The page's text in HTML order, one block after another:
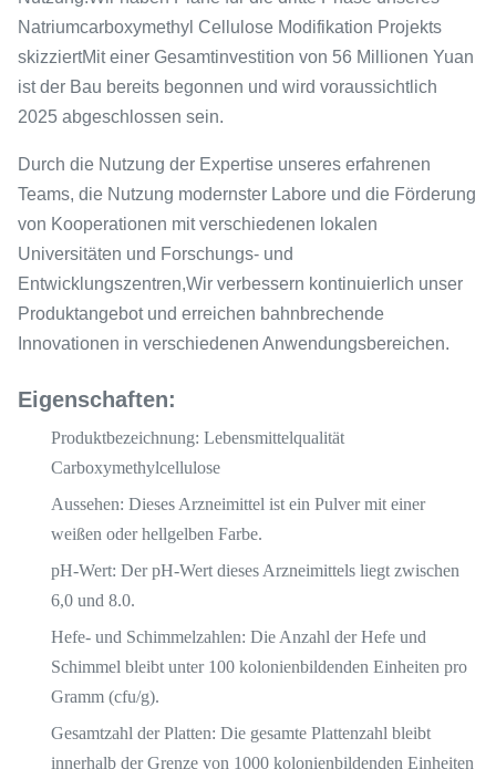
Natriumcarboxymethyl Cellulose Modifikation Projekts
skizziertMit einer Gesamtinvestition von 56 Millionen Yuan
ist der Bau bereits begonnen und wird voraussichtlich
2025 abgeschlossen sein.
Durch die Nutzung der Expertise unseres erfahrenen
Teams, die Nutzung modernster Labore und die Förderung
von Kooperationen mit verschiedenen lokalen
Universitäten und Forschungs- und
Entwicklungszentren,Wir verbessern kontinuierlich unser
Produktangebot und erreichen bahnbrechende
Innovationen in verschiedenen Anwendungsbereichen.
Eigenschaften:
Produktbezeichnung: Lebensmittelqualität
Carboxymethylcellulose
Aussehen: Dieses Arzneimittel ist ein Pulver mit einer
weißen oder hellgelben Farbe.
pH-Wert: Der pH-Wert dieses Arzneimittels liegt zwischen
6,0 und 8.0.
Hefe- und Schimmelzahlen: Die Anzahl der Hefe und
Schimmel bleibt unter 100 kolonienbildenden Einheiten pro
Gramm (cfu/g).
Gesamtzahl der Platten: Die gesamte Plattenzahl bleibt
innerhalb der Grenze von 1000 kolonienbildenden Einheiten